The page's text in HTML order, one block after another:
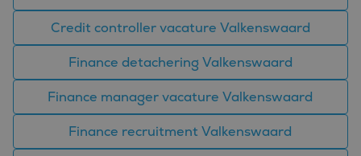
Credit controller vacature Valkenswaard
Finance detachering Valkenswaard
Finance manager vacature Valkenswaard
Finance recruitment Valkenswaard